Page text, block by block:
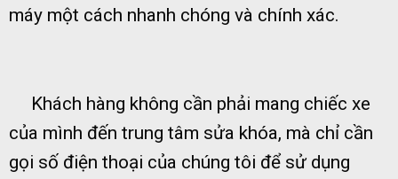
máy một cách nhanh chóng và chính xác.
Khách hàng không cần phải mang chiếc xe
của mình đến trung tâm sửa khóa, mà chỉ cần
gọi số điện thoại của chúng tôi để sử dụng